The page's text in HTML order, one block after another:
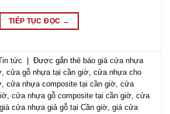
TIẾP TỤC ĐỌC →
tức Được gắn thẻ báo giá cửa nhựa
,cửa gỗ nhựa tại cần giờ,cửa nhựa cho
,cửa nhựa composite tại cần giờ,cửa
,cửa nhựa gỗ composite tại cần giờ,cửa
giá cửa nhựa giả gỗ tại Cần giờ,giá cửa